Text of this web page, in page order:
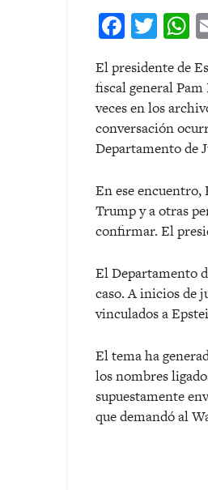
El presidente de
fiscal general
veces en los
conversación
Departamento de
En ese
Trump y a otras
confirmar. El
El Departamento
caso. A inicios de
vinculados a
El tema ha
los nombres
supuestamente
que demandó al